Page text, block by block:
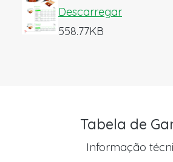
Descarregar
558.77KB
Tabela de
Informação